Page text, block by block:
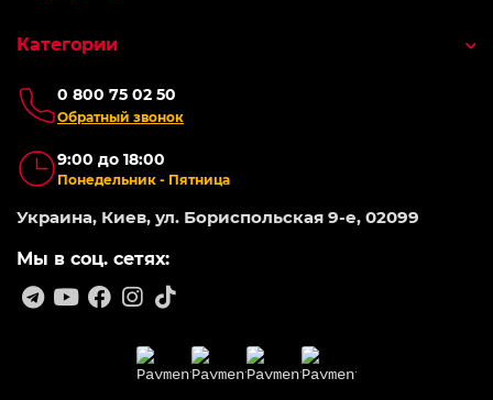
0 800 75 02 50
Обратный звонок
9:00 до 18:00
Понедельник - Пятница
Украина, Киев, ул. Бориспольская 9-е, 02099
Мы в соц. сетях:
Категории